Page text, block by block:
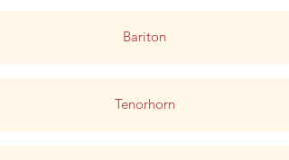
Bariton
Tenorhorn